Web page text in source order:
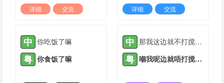
详细
交流
详细
交流
中 你吃饭了嘛
粤 你食饭了嘛
中 那我这边就不打搅你了
粤 嗰我呢边就唔打搅你了